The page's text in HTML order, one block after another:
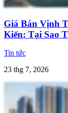
Giá Bán Vịnh
Kiến: Tại Sao
Tin tức
23 thg 7, 2026